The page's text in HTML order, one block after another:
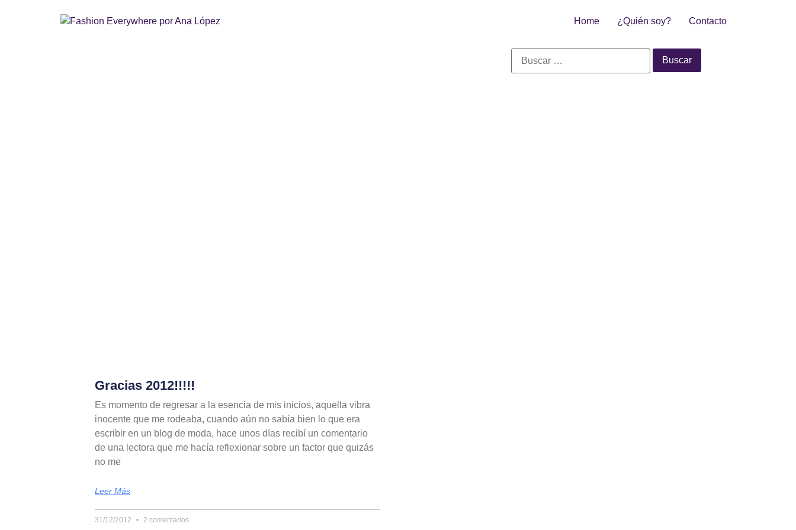
Home ¿Quién soy? Contacto
Gracias 2012!!!!!
Es momento de regresar a la esencia de mis inicios, aquella vibra
inocente que me rodeaba, cuando aún no sabía bien lo que era
escribir en un blog de moda, hace unos días recibí un comentario
de una lectora que me hacía reflexionar sobre un factor que quizás
no me
Leer Más
31/12/2012 2 comentarios